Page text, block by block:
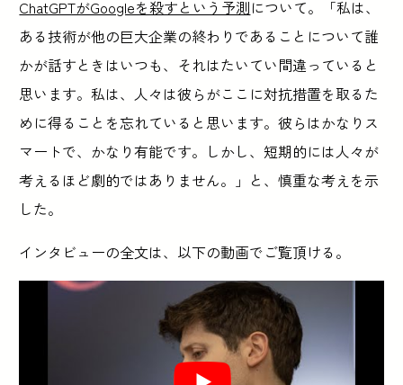
ChatGPTがGoogleを殺すという予測について。「私は、
ある技術が他の巨大企業の終わりであることについて誰
かが話すときはいつも、それはたいてい間違っていると
思います。私は、人々は彼らがここに対抗措置を取るた
めに得ることを忘れていると思います。彼らはかなりス
マートで、かなり有能です。しかし、短期的には人々が
考えるほど劇的ではありません。」と、慎重な考えを示
した。
インタビューの全文は、以下の動画でご覧頂ける。